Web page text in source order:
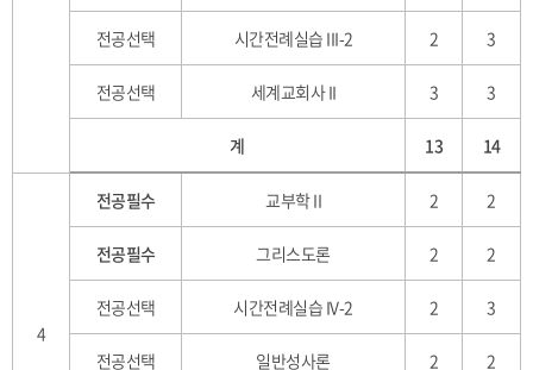
전공선택 시간전례실습 III-2 2 3
전공선택 세계교회사 II 3 3
계 13 14
4
전공필수 교부학 II 2 2
전공필수 그리스도론 2 2
전공선택 시간전례실습 IV-2 2 3
전공선택 일반성사론 2 2